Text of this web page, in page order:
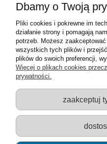
powiadom
Sklep z zabawkami Łódź
edukacyjne :: Zestawy
:: Zabawkownia :: zabawki
Dbamy o Twoją
Pliki cookies i pokrewne im
działanie strony i pomagają
potrzeb. Możesz
wszystkich tych plików i
plików do swoich preferencji,
Więcej o plikach cookies
prywatności.
zaakceptuj